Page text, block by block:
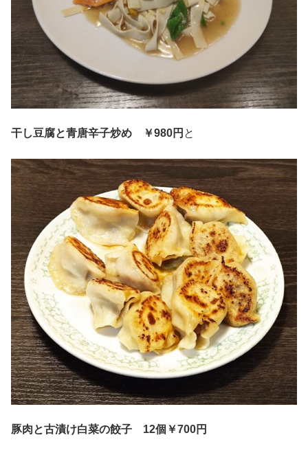
干し豆腐と青唐辛子炒め ￥980円 と
豚肉と古漬け白菜の餃子 12個￥700円